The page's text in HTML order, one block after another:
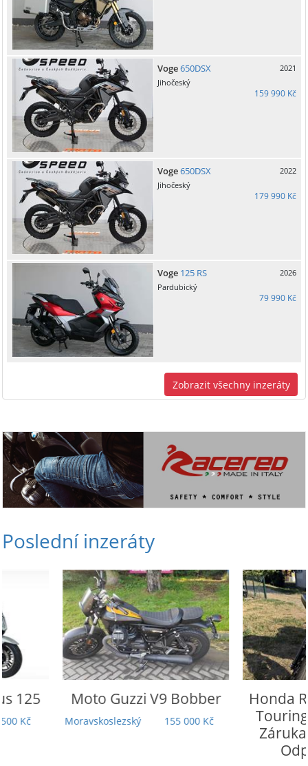
Voge650DSX
2021
Jihočeský
159 990 Kč
Voge650DSX
2022
Jihočeský
179 990 Kč
Voge 125 RS
2026
Pardubický
79 990 Kč
Zobrazit všechny inzeráty
Poslední inzeráty
Moto GuzziV9 Bobber
Moravskoslezský 155 000 Kč
Honda
Rebel
Touring | 5
Záruka | TOP
Odpočet